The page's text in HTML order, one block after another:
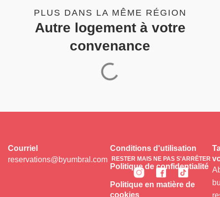
PLUS DANS LA MÊME RÉGION
Autre logement à votre
convenance
RESTER MAIS NE PAS S'ARRÊTER
Conditions d'utilisation
Politique de confidentialité
Politique en matière de
cookies
Courriel
reservations@byumbral.com